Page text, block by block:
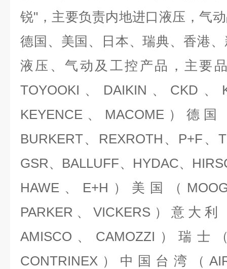
锐"，主要负责内地进口液压，气
德国、美国、日本、瑞典、香港
液压、气动及工控产品，主要
TOYOOKI、DAIKIN、CKD、
KEYENCE、MACOME）德
BURKERT、REXROTH、P+F、
GSR、BALLUFF、HYDAC、
HAWE、E+H）美国（
PARKER、VICKERS）意大利
AMISCO、CAMOZZI）瑞士
CONTRINEX）中国台湾（